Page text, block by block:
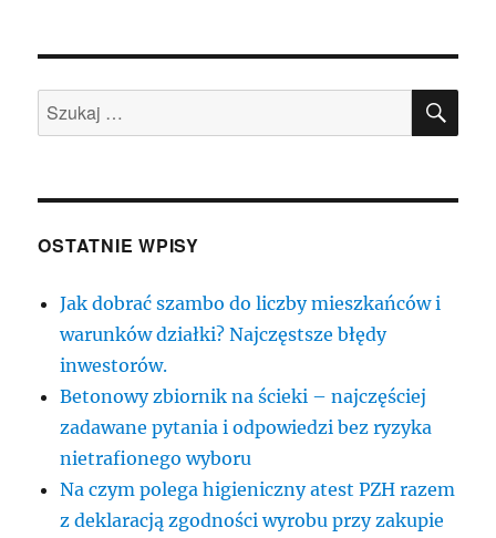
Szukaj:
OSTATNIE WPISY
Jak dobrać szambo do liczby mieszkańców i
warunków działki? Najczęstsze błędy
inwestorów.
Betonowy zbiornik na ścieki – najczęściej
zadawane pytania i odpowiedzi bez ryzyka
nietrafionego wyboru
Na czym polega higieniczny atest PZH razem
z deklaracją zgodności wyrobu przy zakupie